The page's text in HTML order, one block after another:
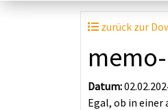
zurück zur
Datum:
Egal, ob in